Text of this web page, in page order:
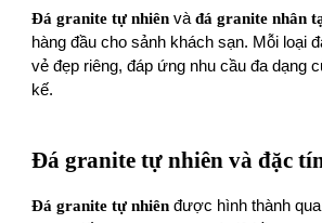
Đá granite tự nhiên vàđá granite nhân
hàng đầu cho sảnh khách sạn. Mỗi loại
vẻ đẹp riêng, đáp ứng nhu cầu đa dạng
kế.
Đá granite tự nhiên và đặc
Đá granite tự nhiên được hình thành